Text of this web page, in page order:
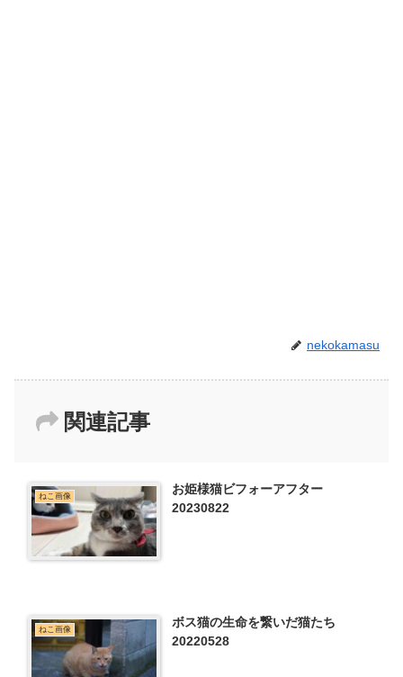
nekokamasu
関連記事
ねこ画像
お姫様猫ビフォーアフター
20230822
ねこ画像
ボス猫の生命を繋いだ猫たち
20220528